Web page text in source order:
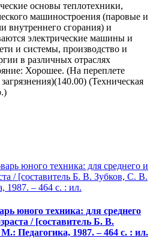
основы теплотехники,
машиностроения (паровые и
внутреннего сгорания) и
электрические машины и
и системы, производство и
в различных отраслях
Хорошее. (На переплете
(Техническая
юного техника: для среднего
/ [составитель Б. В.
Педагогика, 1987. – 464 с. : ил.